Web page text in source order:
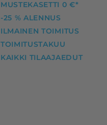
MUSTEKASETTI 0 €*
-25 % ALENNUS
ILMAINEN TOIMITUS
TOIMITUSTAKUU
KAIKKI TILAAJAEDUT